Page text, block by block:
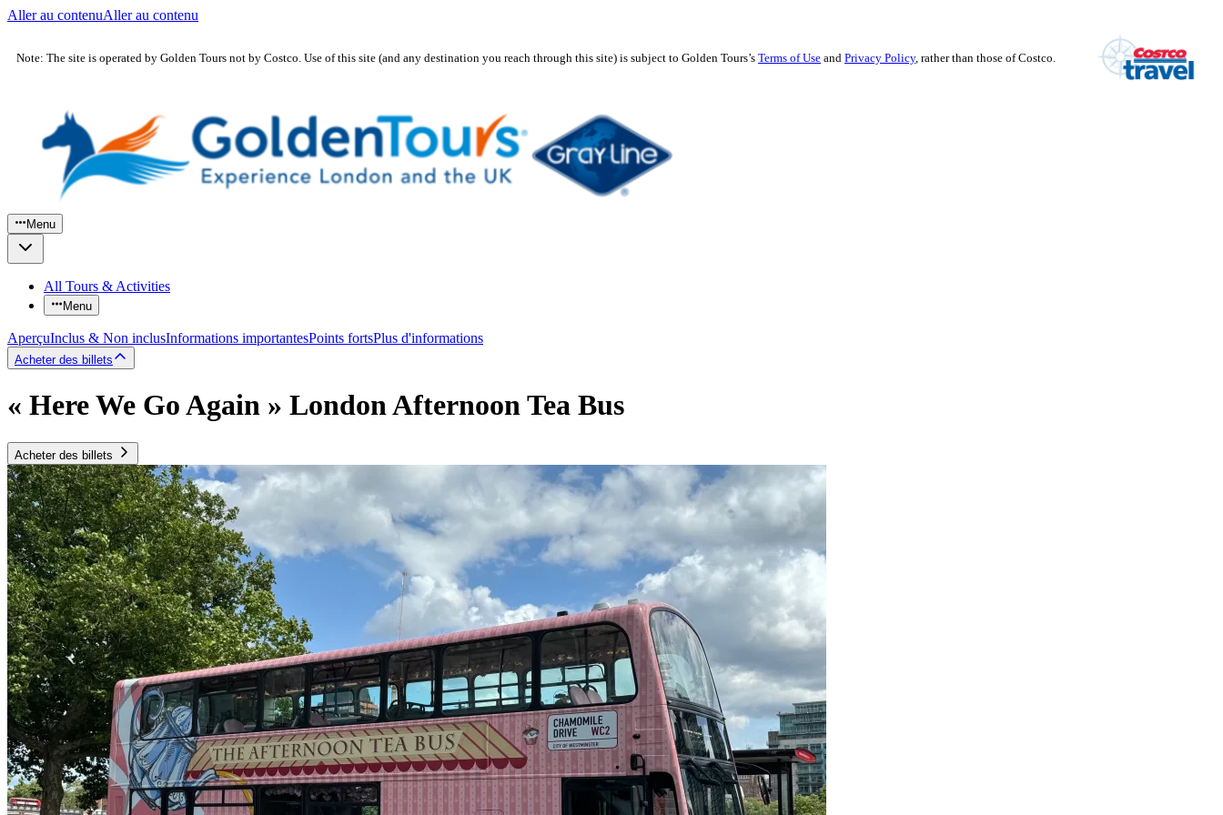
Aller au contenuAller au contenu
Note: The site is operated by Golden Tours not by Costco. Use of this site (and any destination you reach through this site) is subject to Golden Tours’s Terms of Use and Privacy Policy, rather than those of Costco.
Menu
All Tours & Activities
Menu
AperçuInclus & Non inclusInformations importantesPoints fortsPlus d'informations
Acheter des billets
« Here We Go Again » London Afternoon Tea Bus
Acheter des billets